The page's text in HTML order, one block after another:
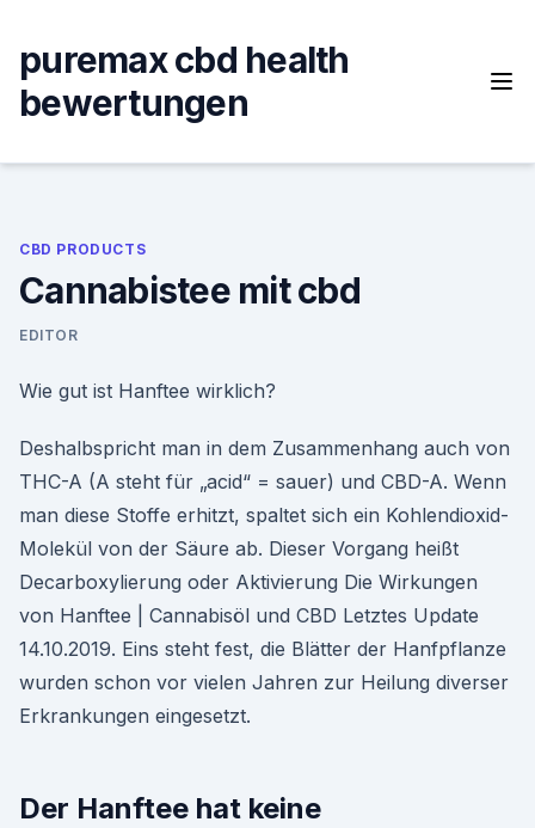
content
puremax cbd health
bewertungen
CBD PRODUCTS
Cannabistee mit cbd
EDITOR
Wie gut ist Hanftee wirklich?
Deshalbspricht man in dem Zusammenhang auch von
THC-A (A steht für „acid“ = sauer) und CBD-A. Wenn
man diese Stoffe erhitzt, spaltet sich ein Kohlendioxid-
Molekül von der Säure ab. Dieser Vorgang heißt
Decarboxylierung oder Aktivierung Die Wirkungen
von Hanftee | Cannabisöl und CBD Letztes Update
14.10.2019. Eins steht fest, die Blätter der Hanfpflanze
wurden schon vor vielen Jahren zur Heilung diverser
Erkrankungen eingesetzt.
Der Hanftee hat keine